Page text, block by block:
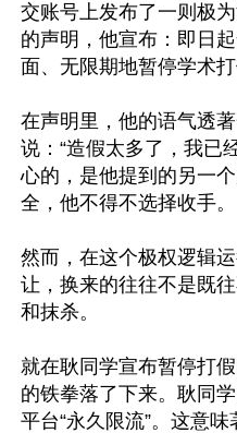
交账号上发布了一则极
的声明，他宣布：即日
面、无限期地暂停学术打
在声明里，他的语气透
说：“造假太多了，我已
心的，是他提到的另一
全，他不得不选择收手。
然而，在这个极权逻辑
让，换来的往往不是既
和抹杀。
就在耿同学宣布暂停打
的铁拳落了下来。耿同
平台“永久限流”。这意